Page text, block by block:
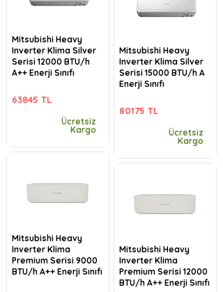
Mitsubishi Heavy
Inverter Klima Silver
Serisi 12000 BTU/h
A++ Enerji Sınıfı
63845 TL
Ücretsiz
Kargo
Mitsubishi Heavy
Inverter Klima
Premium Serisi 9000
BTU/h A++ Enerji Sınıfı
Mitsubishi Heavy
Inverter Klima Silver
Serisi 15000 BTU/h A
Enerji Sınıfı
80175 TL
Ücretsiz
Kargo
Mitsubishi Heavy
Inverter Klima
Premium Serisi 12000
BTU/h A++ Enerji Sınıfı